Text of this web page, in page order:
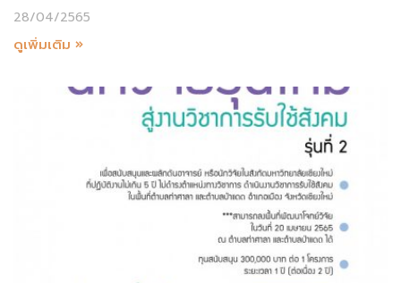
28/04/2565
ดูเพิ่มเติม »